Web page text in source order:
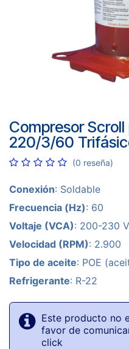
Compresor Scroll
220/3/60
(0 reseña)
Conexión: Soldable
Frecuencia (Hz): 60
Voltaje (VCA): 200-230 V
Velocidad (RPM): 2.900
Tipo de aceite: POE
Refrigerante: R-22
Este producto no
favor de
click